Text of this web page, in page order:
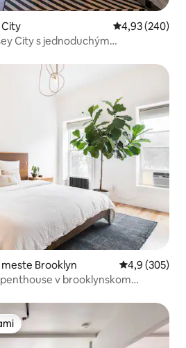
Priemerné
4,93 (240)
City s jednoduchým
Brooklyn Priemerné
4,9 (305)
v brooklynskom